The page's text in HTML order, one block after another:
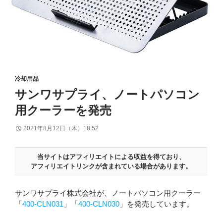
冷却用品
サンワサプライ、ノートパソコン
用クーラーを発売
2021年8月12日（木）18:52
当サイトはアフィリエイトによる収益を得ており、
アフィリエイトリンクが含まれている場合があります。
サンワサプライ株式会社が、ノートパソコン用クーラー
「400-CLN031 」「400-CLN030 」を発売しています。